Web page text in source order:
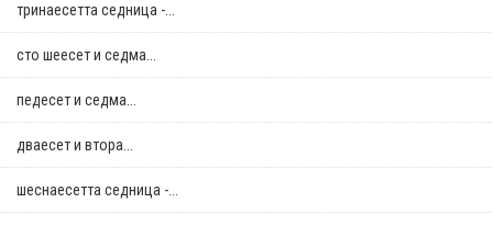
тринаесетта седница -...
сто шеесет и седма...
педесет и седма...
дваесет и втора...
шеснаесетта седница -...